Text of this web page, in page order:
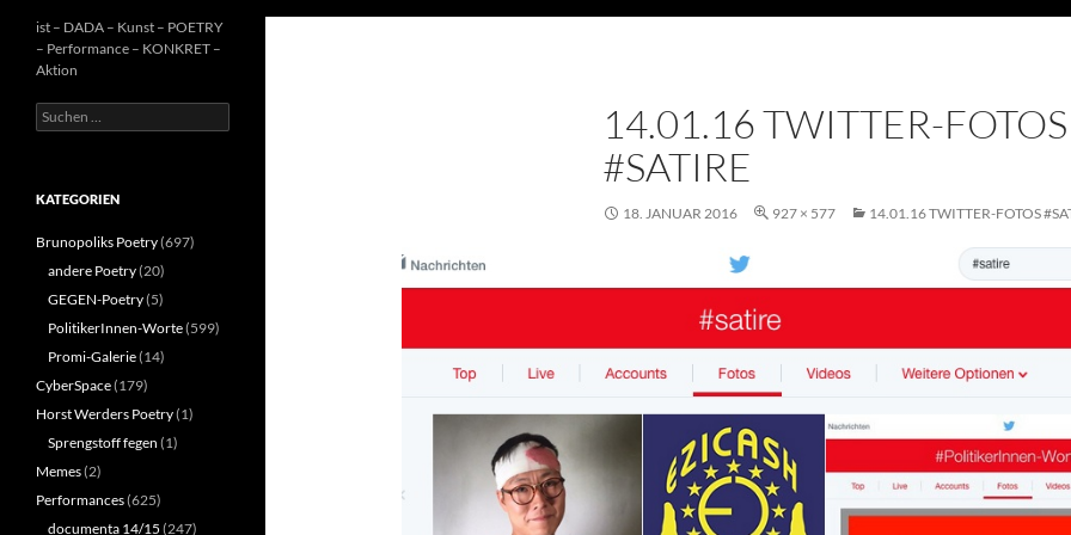
14.01.16 TWITTER-FOTOS
#SATIRE
18. JANUAR 2016 927 × 577 14.01.16 TWITTER-FOTOS
ist – DADA – Kunst – POETRY
– Performance – KONKRET –
Aktion
Suchen
nach:
KATEGORIEN
Brunopoliks Poetry(697)
andere Poetry(20)
GEGEN-Poetry(5)
PolitikerInnen-Worte(599)
Promi-Galerie(14)
CyberSpace(179)
Horst Werders Poetry(1)
Sprengstoff fegen (1)
Memes(2)
Performances(625)
documenta 14/15 (247)